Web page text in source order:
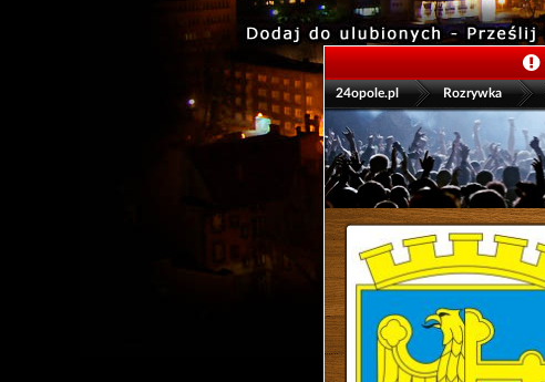
24opole.pl
>
Rozrywka
>